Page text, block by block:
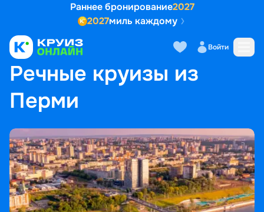
Раннее бронирование2027
2027миль каждому
Войти
ГЛАВНАЯ • ПОПУЛЯРНЫЕ НАПРАВЛЕНИЯ РЕЧНЫЕ КРУИЗЫ ИЗ ПЕРМИ
Речные круизы из
Перми